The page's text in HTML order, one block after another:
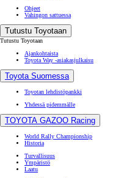
Ohjeet
Vahingon sattuessa
Tutustu Toyotaan
Tutustu Toyotaan
Ajankohtaista
Toyota Way -asiakasjulkaisu
Toyota Suomessa
Toyotan lehdistöpankki
Yhdessä pidemmälle
TOYOTA GAZOO Racing
World Rally Championship
Historia
Turvallisuus
Ympäristö
Laatu